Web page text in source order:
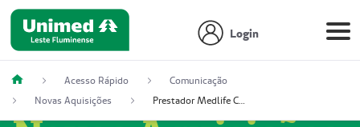
Login
Acesso Rápido
Comunicação
Novas Aquisições
Prestador Medlife Consultas e Diagnósticos (51004334-2)